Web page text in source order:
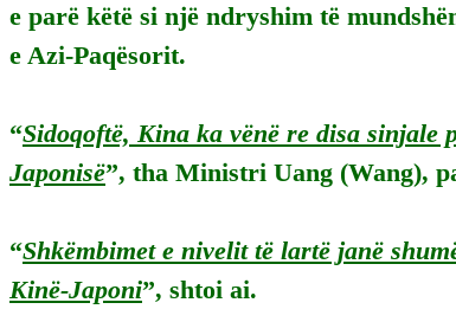
e parë këtë si një ndryshim të
e Azi-Paqësorit.
“Sidoqoftë, Kina ka vënë re disa
Japonisë”, tha Ministri Uang (Wang),
“Shkëmbimet e nivelit të lartë janë
Kinë-Japoni”, shtoi ai.